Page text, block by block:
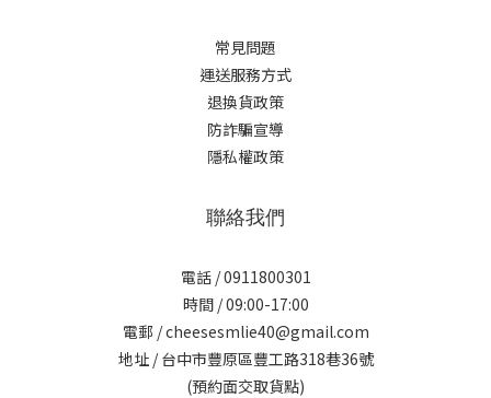
常見問題
運送服務方式
退換貨政策
防詐騙宣導
隱私權政策
聯絡我們
電話 / 0911800301
時間 / 09:00-17:00
電郵 / cheesesmlie40@gmail.com
地址 / 台中市豐原區豐工路318巷36號
(預約面交取貨點)